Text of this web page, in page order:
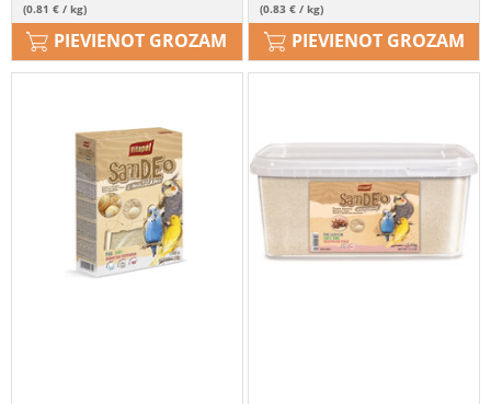
(0.81 € / kg)
PIEVIENOT GROZAM
(0.83 € / kg)
PIEVIENOT GROZAM